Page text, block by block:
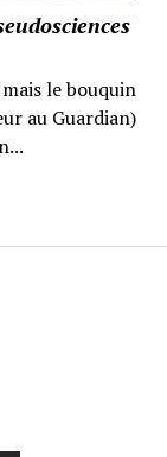
le bouquin
au Guardian)